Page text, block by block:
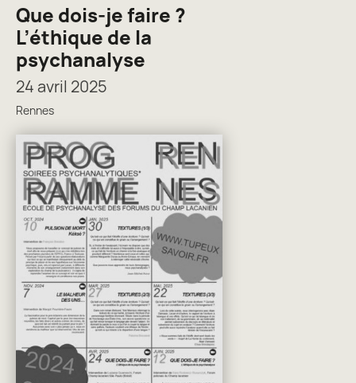
Que dois-je faire ?
L’éthique de la
psychanalyse
24 avril 2025
Rennes